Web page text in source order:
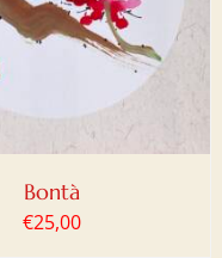
Bontà
€25,00
DETTAGLI